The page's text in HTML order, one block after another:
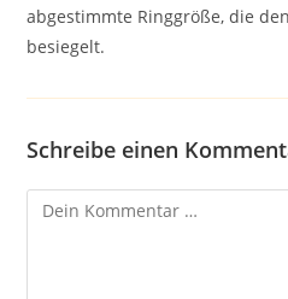
abgestimmte Ringgröße, die
besiegelt.
Schreibe einen
Kommentar